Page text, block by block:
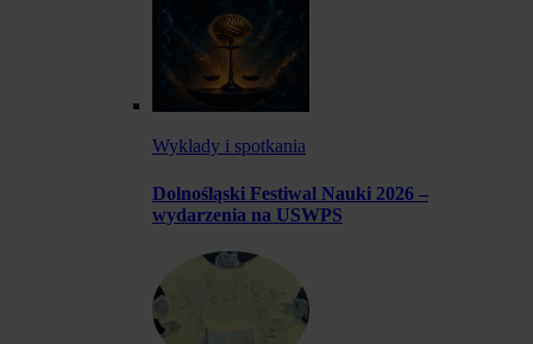
Wykłady i spotkania
Dolnośląski Festiwal Nauki 2026 –
wydarzenia na USWPS